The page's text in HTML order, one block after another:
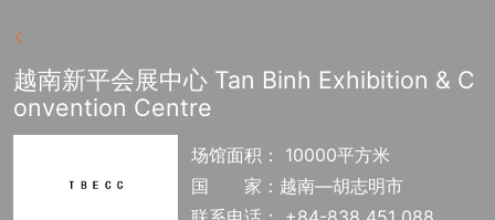
越南新平会展中心 Tan Binh Exhibition & C
onvention Centre
场馆面积： 10000平方米
国
家：越南—胡志明市